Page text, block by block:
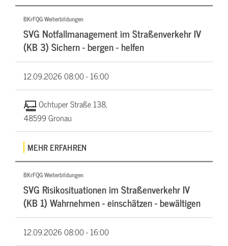
BKrFQG Weiterbildungen
SVG Notfallmanagement im Straßenverkehr IV
(KB 3) Sichern - bergen - helfen
12.09.202608:00 - 16:00
Ochtuper Straße 138,
48599 Gronau
MEHR ERFAHREN
BKrFQG Weiterbildungen
SVG Risikosituationen im Straßenverkehr IV
(KB 1) Wahrnehmen - einschätzen - bewältigen
12.09.202608:00 - 16:00